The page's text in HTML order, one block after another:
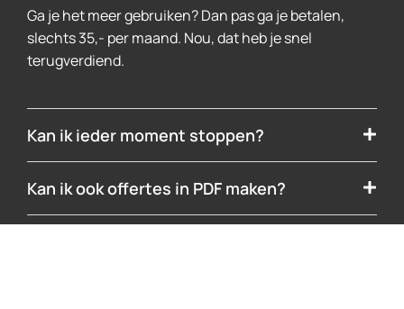
Ga je het meer gebruiken? Dan pas ga je betalen,
slechts 35,- per maand. Nou, dat heb je snel
terugverdiend.
Kan ik ieder moment stoppen?
Kan ik ook offertes in PDF maken?